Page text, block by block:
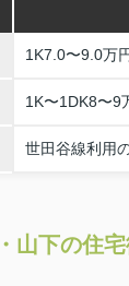
1K7.0〜9.0万
1K〜1DK8〜9
世田谷線利用
山下の住